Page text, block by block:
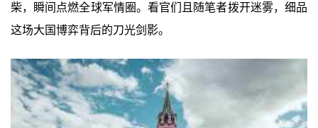
柴，瞬间点燃全球军情圈。看官们且随笔者拨开迷雾，细品
这场大国博弈背后的刀光剑影。